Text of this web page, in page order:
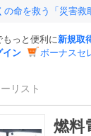
の命を救う「災害救
もっと便利に新規取
イン
ボーナスセ
リスト
燃料